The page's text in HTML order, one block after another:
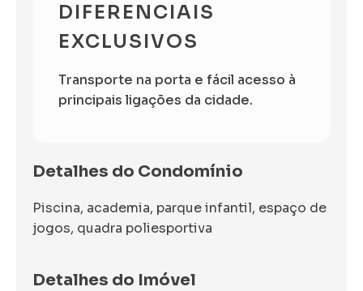
DIFERENCIAIS
EXCLUSIVOS
Transporte na porta e fácil acesso à
principais ligações da cidade.
Detalhes do Condomínio
Piscina, academia, parque infantil, espaço de
jogos, quadra poliesportiva
Detalhes do Imóvel